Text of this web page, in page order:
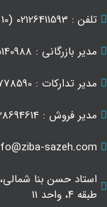
تلفن : 02126411593 (10 خط ویژه)
مدیر بازرگانی : 09125140988
مدیر تدارکات : 09126778590
مدیر فروش : 09128694614
info@ziba-sazeh.com
طبقه ۴، واحد ۱۱